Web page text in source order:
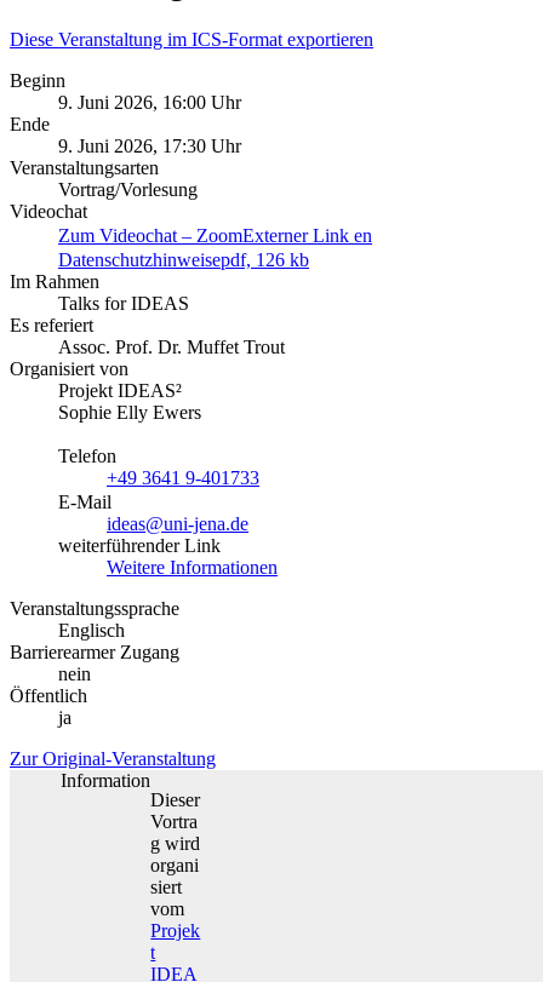
Diese Veranstaltung im ICS-Format exportieren
Beginn
9. Juni 2026, 16:00 Uhr
Ende
9. Juni 2026, 17:30 Uhr
Veranstaltungsarten
Vortrag/Vorlesung
Videochat
Zum Videochat – ZoomExterner Link en
Datenschutzhinweisepdf, 126 kb
Im Rahmen
Talks for IDEAS
Es referiert
Assoc. Prof. Dr. Muffet Trout
Organisiert von
Projekt IDEAS²
Sophie Elly Ewers
Telefon
+49 3641 9-401733
E-Mail
ideas@uni-jena.de
weiterführender Link
Weitere Informationen
Veranstaltungssprache
Englisch
Barrierearmer Zugang
nein
Öffentlich
ja
Zur Original-Veranstaltung
Information
Dieser
Vortra
g wird
organi
siert
vom
Projek
t
IDEA